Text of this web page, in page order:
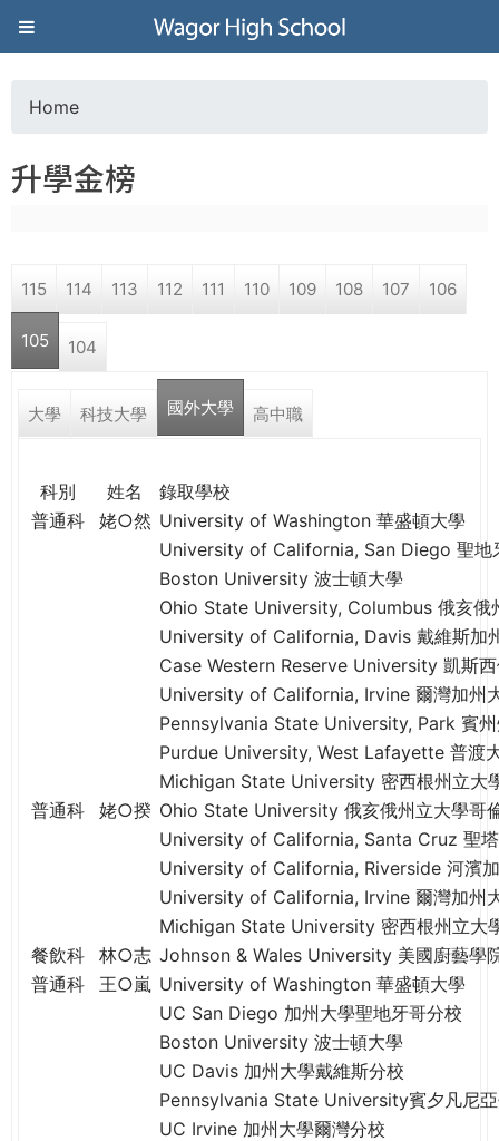
Jump to navigation
葳
格
高
學
WAGOR
TODAY
o
a
r
e
e
Home
升學金榜
115 114 113 112 111 110 109 108 107 106
105 104
大學 科技大學 國外大學 高中職
科別 姓名
錄取學校
普通科
姥○然 University of Washington 華盛頓大學
University of California, San Diego 聖地
Boston University 波士頓大學
Ohio State University, Columbus 俄亥俄
University of California, Davis 戴維斯加
Case Western Reserve University 凱斯
University of California, Irvine 爾灣加州
Pennsylvania State University, Park 賓
Purdue University, West Lafayette 普渡
Michigan State University 密西根州立大
普通科
姥○揆 Ohio State University 俄亥俄州立大學哥
University of California, Santa Cruz 聖
University of California, Riverside 河濱
University of California, Irvine 爾灣加州
Michigan State University 密西根州立大
餐飲科
林○志 Johnson & Wales University 美國廚藝學
普通科
王○嵐 University of Washington 華盛頓大學
UC San Diego 加州大學聖地牙哥分校
Boston University 波士頓大學
UC Davis 加州大學戴維斯分校
Pennsylvania State University賓夕凡尼
UC Irvine 加州大學爾灣分校